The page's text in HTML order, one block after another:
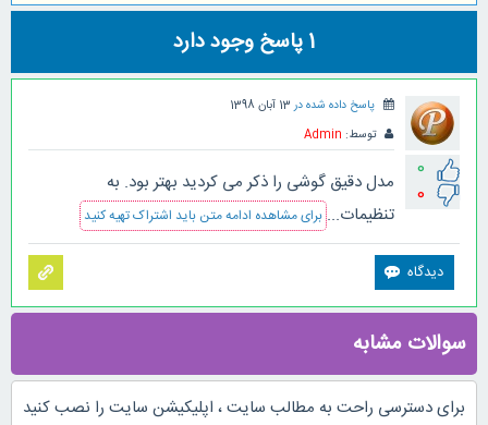
1پاسخ وجود دارد
0
0
پاسخ داده شده در 13 آبان 1398
توسط: Admin
مدل دقیق گوشی را ذکر می کردید بهتر بود. به
تنظیمات... برای مشاهده ادامه متن باید اشتراک تهیه کنید
سوالات مشابه
برای دسترسی راحت به مطالب سایت ، اپلیکیشن سایت را نصب کنید